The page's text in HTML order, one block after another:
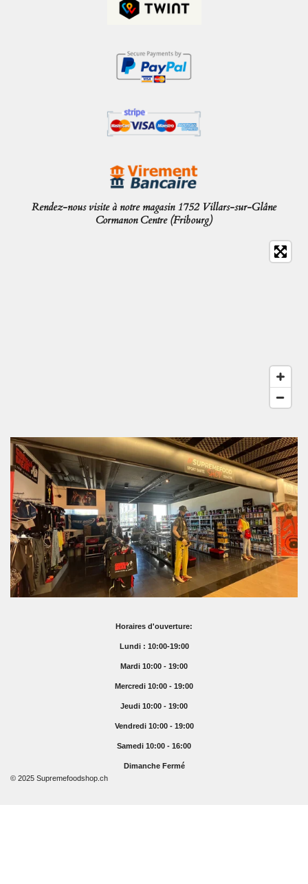
Rendez-nous visite à notre magasin 1752 Villars-sur-Glâne
Cormanon Centre (Fribourg)
Horaires d'ouverture:
Lundi : 10:00-19:00
Mardi 10:00 - 19:00
Mercredi 10:00 - 19:00
Jeudi 10:00 - 19:00
Vendredi 10:00 - 19:00
Samedi 10:00 - 16:00
Dimanche Fermé
© 2025 Supremefoodshop.ch